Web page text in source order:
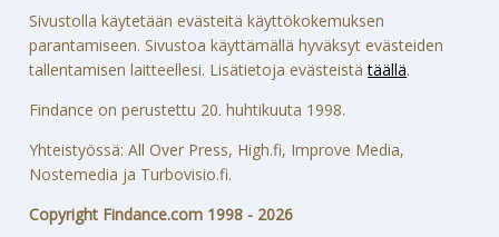
Sivustolla käytetään evästeitä käyttökokemuksen
parantamiseen. Sivustoa käyttämällä hyväksyt evästeiden
tallentamisen laitteellesi. Lisätietoja evästeistätäällä.
Findance on perustettu 20. huhtikuuta 1998.
Yhteistyössä: All Over Press, High.fi, Improve Media,
Nostemedia ja Turbovisio.fi.
Copyright Findance.com 1998 - 2026